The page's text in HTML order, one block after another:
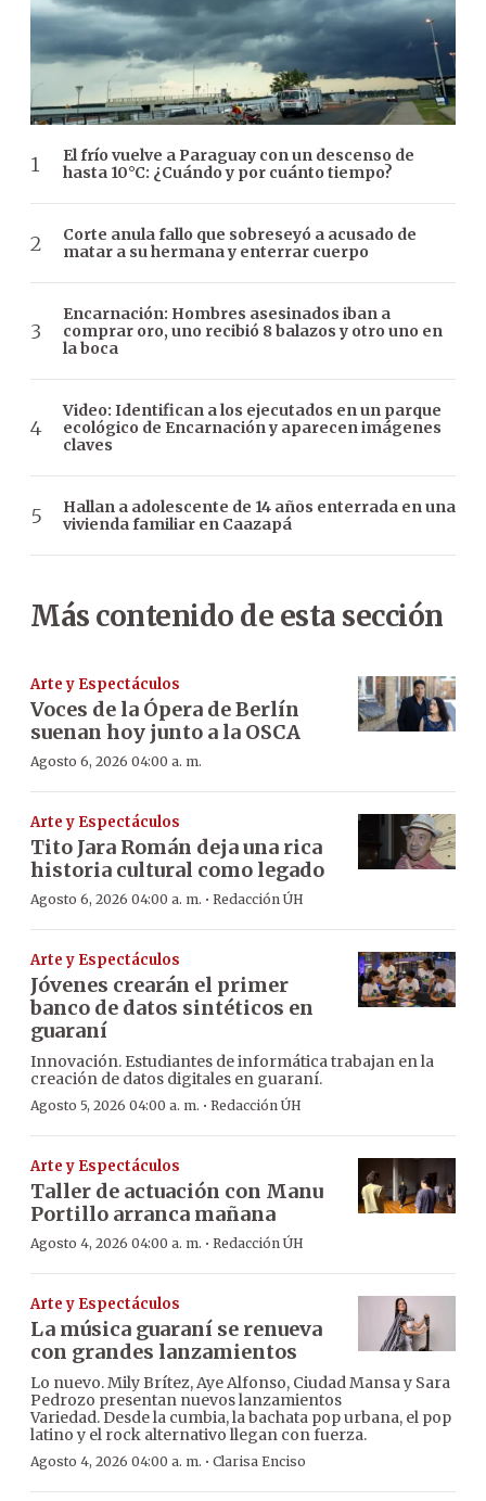
El frío vuelve a Paraguay con un descenso de
hasta 10°C: ¿Cuándo y por cuánto tiempo?
Corte anula fallo que sobreseyó a acusado de
matar a su hermana y enterrar cuerpo
Encarnación: Hombres asesinados iban a
comprar oro, uno recibió 8 balazos y otro uno en
la boca
Video: Identifican a los ejecutados en un parque
ecológico de Encarnación y aparecen imágenes
claves
Hallan a adolescente de 14 años enterrada en una
vivienda familiar en Caazapá
Más contenido de esta sección
Arte y Espectáculos
Voces de la Ópera de Berlín
suenan hoy junto a la OSCA
Agosto 6, 2026 04:00 a. m.
Arte y Espectáculos
Tito Jara Román deja una rica
historia cultural como legado
Agosto 6, 2026 04:00 a. m. · Redacción ÚH
Arte y Espectáculos
Jóvenes crearán el primer
banco de datos sintéticos en
guaraní
Innovación. Estudiantes de informática trabajan en la
creación de datos digitales en guaraní.
Agosto 5, 2026 04:00 a. m. · Redacción ÚH
Arte y Espectáculos
Taller de actuación con Manu
Portillo arranca mañana
Agosto 4, 2026 04:00 a. m. · Redacción ÚH
Arte y Espectáculos
La música guaraní se renueva
con grandes lanzamientos
Lo nuevo. Mily Brítez, Aye Alfonso, Ciudad Mansa y Sara
Pedrozo presentan nuevos lanzamientos
Variedad. Desde la cumbia, la bachata pop urbana, el pop
latino y el rock alternativo llegan con fuerza.
Agosto 4, 2026 04:00 a. m. · Clarisa Enciso